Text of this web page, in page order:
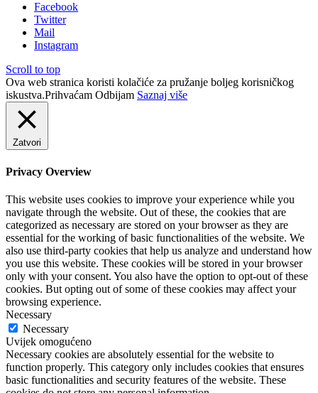
Facebook
Twitter
Mail
Instagram
Scroll to top
Ova web stranica koristi kolačiće za pružanje boljeg korisničkog
iskustva.Prihvaćam Odbijam Saznaj više
Zatvori
Privacy Overview
This website uses cookies to improve your experience while you
navigate through the website. Out of these, the cookies that are
categorized as necessary are stored on your browser as they are
essential for the working of basic functionalities of the website. We
also use third-party cookies that help us analyze and understand how
you use this website. These cookies will be stored in your browser
only with your consent. You also have the option to opt-out of these
cookies. But opting out of some of these cookies may affect your
browsing experience.
Necessary
Necessary
Uvijek omogućeno
Necessary cookies are absolutely essential for the website to
function properly. This category only includes cookies that ensures
basic functionalities and security features of the website. These